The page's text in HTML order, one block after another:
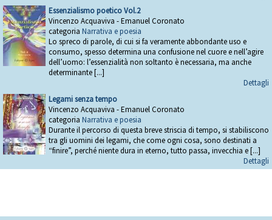
Essenzialismo poetico Vol.2
Vincenzo Acquaviva - Emanuel Coronato
categoria Narrativa e poesia
Lo spreco di parole, di cui si fa veramente abbondante uso e
consumo, spesso determina una confusione nel cuore e nell’agire
dell’uomo: l’essenzialità non soltanto è necessaria, ma anche
determinante [...]
Dettagli
Legami senza tempo
Vincenzo Acquaviva - Emanuel Coronato
categoria Narrativa e poesia
Durante il percorso di questa breve striscia di tempo, si stabiliscono
tra gli uomini dei legami, che come ogni cosa, sono destinati a
“finire”, perché niente dura in eterno, tutto passa, invecchia e [...]
Dettagli